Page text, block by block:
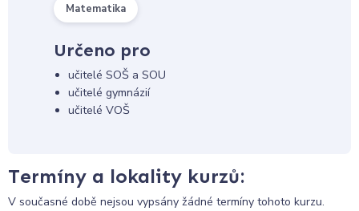
Matematika
Určeno pro
učitelé SOŠ a SOU
učitelé gymnázií
učitelé VOŠ
Termíny a lokality kurzů:
V současné době nejsou vypsány žádné termíny tohoto kurzu.